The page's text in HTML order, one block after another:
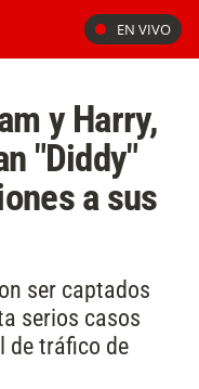
EN VIVO
y Harry,
"Diddy"
a sus
ser captados
serios casos
de tráfico de